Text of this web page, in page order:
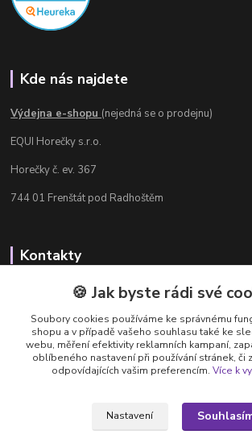
Kde nás najdete
Výdejna e-shopu (nejedná se o prodejnu)
EQUI Horečky s.r.o.
Horečky č. ev. 367
744 01 Frenštát pod Radhoštěm
Kontakty
Radka Chamrádová
+420 737 484 708
Výdejna e-shopu: Po-Ne, 8-20 hod.
info@equi-horecky.cz
🍪 Jak byste rádi své
Soubory cookies používáme ke správnému
shopu a v případě vašeho souhlasu také ke
webu, měření efektivity reklamních kampaní,
oblíbeného nastavení při používání stránek, či
odpovídajících vašim preferencím. Více k
Nastavení